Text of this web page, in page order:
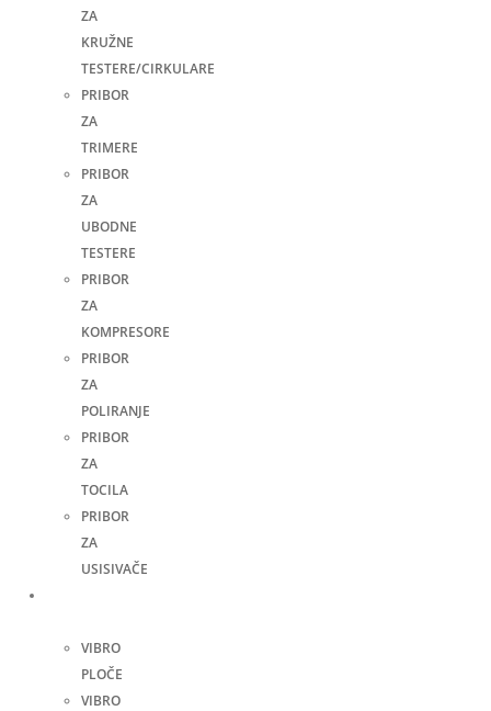
ZA
KRUŽNE
TESTERE/CIRKULARE
PRIBOR
ZA
TRIMERE
PRIBOR
ZA
UBODNE
TESTERE
PRIBOR
ZA
KOMPRESORE
PRIBOR
ZA
POLIRANJE
PRIBOR
ZA
TOCILA
PRIBOR
ZA
USISIVAČE
VIBRO
PLOČE
VIBRO